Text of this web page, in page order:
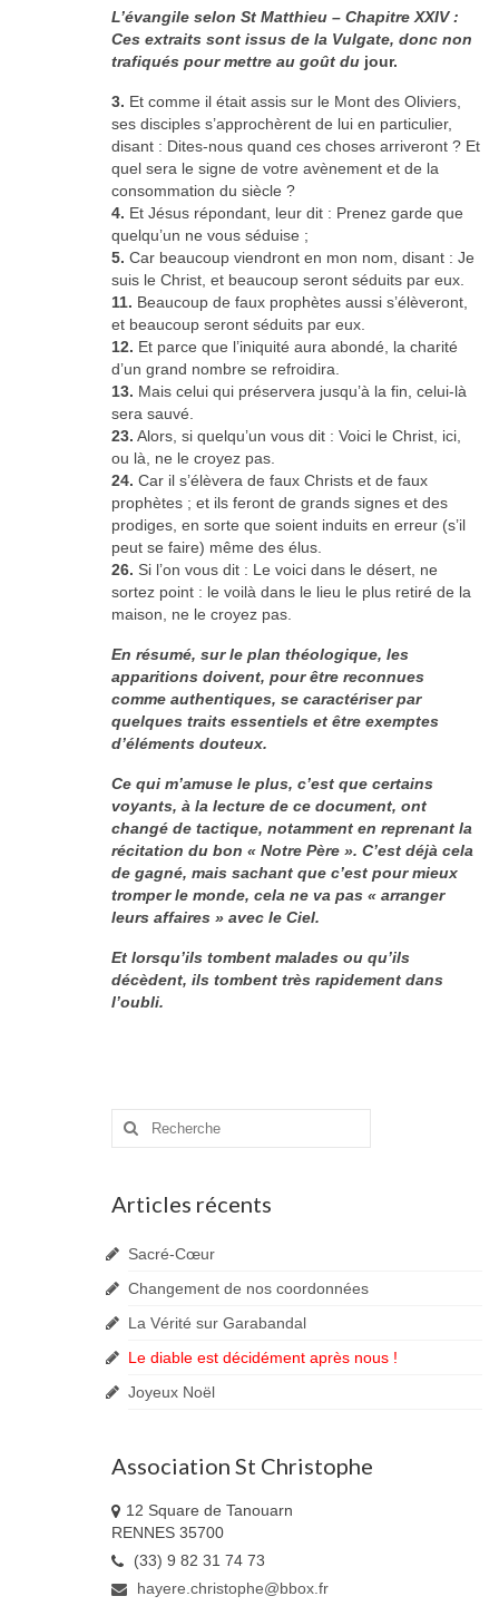
L’évangile selon St Matthieu – Chapitre XXIV :
Ces extraits sont issus de la Vulgate, donc non
trafiqués pour mettre au goût du jour.
3. Et comme il était assis sur le Mont des Oliviers,
ses disciples s’approchèrent de lui en particulier,
disant : Dites-nous quand ces choses arriveront ? Et
quel sera le signe de votre avènement et de la
consommation du siècle ?
4. Et Jésus répondant, leur dit : Prenez garde que
quelqu’un ne vous séduise ;
5. Car beaucoup viendront en mon nom, disant : Je
suis le Christ, et beaucoup seront séduits par eux.
11. Beaucoup de faux prophètes aussi s’élèveront,
et beaucoup seront séduits par eux.
12. Et parce que l’iniquité aura abondé, la charité
d’un grand nombre se refroidira.
13. Mais celui qui préservera jusqu’à la fin, celui-là
sera sauvé.
23. Alors, si quelqu’un vous dit : Voici le Christ, ici,
ou là, ne le croyez pas.
24. Car il s’élèvera de faux Christs et de faux
prophètes ; et ils feront de grands signes et des
prodiges, en sorte que soient induits en erreur (s’il
peut se faire) même des élus.
26. Si l’on vous dit : Le voici dans le désert, ne
sortez point : le voilà dans le lieu le plus retiré de la
maison, ne le croyez pas.
En résumé, sur le plan théologique, les
apparitions doivent, pour être reconnues
comme authentiques, se caractériser par
quelques traits essentiels et être exemptes
d’éléments douteux.
Ce qui m’amuse le plus, c’est que certains
voyants, à la lecture de ce document, ont
changé de tactique, notamment en reprenant la
récitation du bon « Notre Père ». C’est déjà cela
de gagné, mais sachant que c’est pour mieux
tromper le monde, cela ne va pas « arranger
leurs affaires » avec le Ciel.
Et lorsqu’ils tombent malades ou qu’ils
décèdent, ils tombent très rapidement dans
l’oubli.
Rechercher
Articles récents
Sacré-Cœur
Changement de nos coordonnées
La Vérité sur Garabandal
Le diable est décidément après nous !
Joyeux Noël
Association St Christophe
12 Square de Tanouarn
RENNES 35700
(33) 9 82 31 74 73
hayere.christophe@bbox.fr